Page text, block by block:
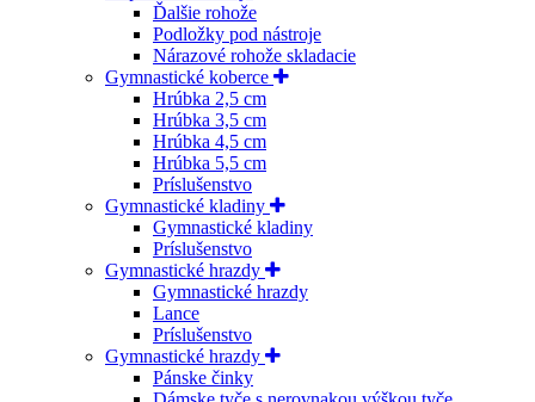
Ďalšie rohože
Podložky pod nástroje
Nárazové rohože skladacie
Gymnastické koberce
Hrúbka 2,5 cm
Hrúbka 3,5 cm
Hrúbka 4,5 cm
Hrúbka 5,5 cm
Príslušenstvo
Gymnastické kladiny
Gymnastické kladiny
Príslušenstvo
Gymnastické hrazdy
Gymnastické hrazdy
Lance
Príslušenstvo
Gymnastické hrazdy
Pánske činky